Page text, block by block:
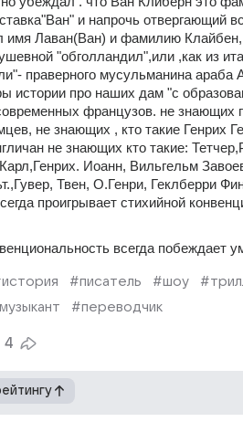
и напрочь отвергающий
имя Лаван(Ван) и фамилию Клайбен,
"обголландил",или ,как из
праверного мусульманина араба
истории про наших дам "с
французов. не знающих
не знающих , кто такие Генрих
не знающих кто такие:
Иоанн, Вильгельм
Твен, О.Генри, Геклберри
проигрывает стихийной
всегда побеждает
#писатель #шоу
#переводчик
4